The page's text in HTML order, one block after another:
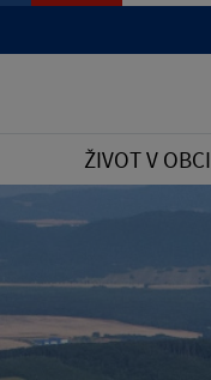
ŽIVOT V OBCI